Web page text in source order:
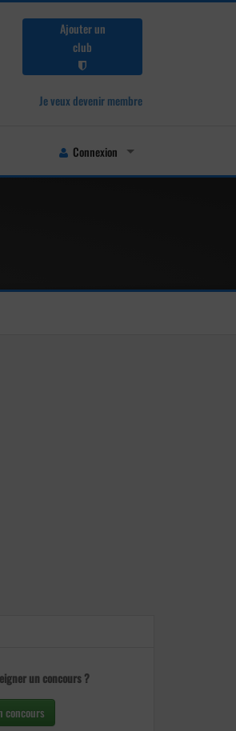
Ajouter un
club
Je veux devenir membre
Connexion
un concours ?
concours